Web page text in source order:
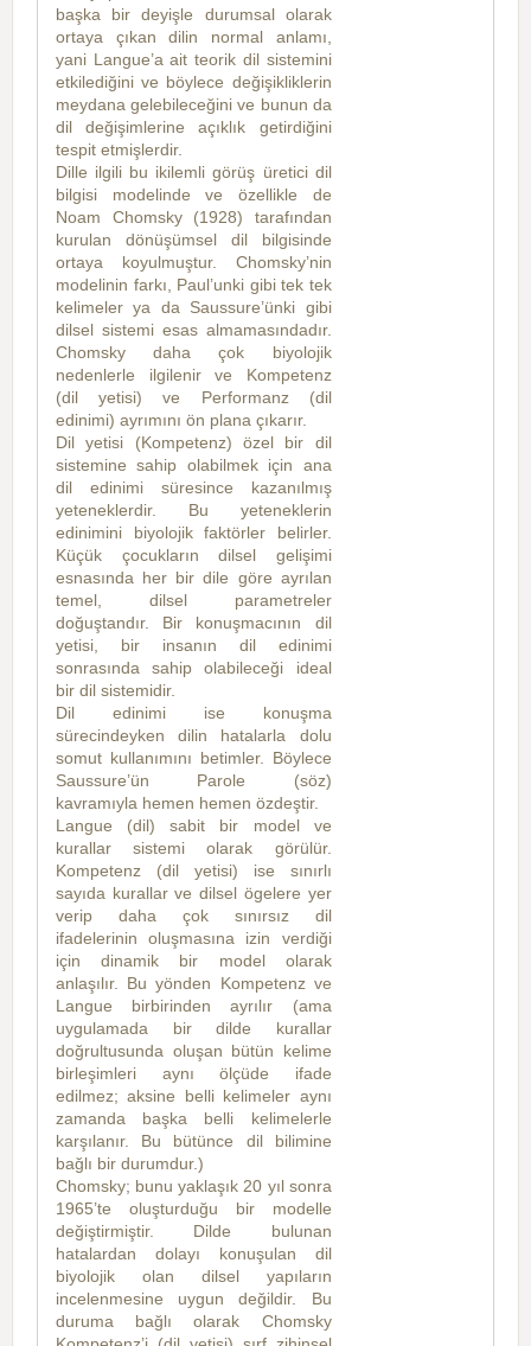
başka bir deyişle durumsal olarak
ortaya çıkan dilin normal anlamı,
yani Langue’a ait teorik dil sistemini
etkilediğini ve böylece değişikliklerin
meydana gelebileceğini ve bunun da
dil değişimlerine açıklık getirdiğini
tespit etmişlerdir.
Dille ilgili bu ikilemli görüş üretici dil
bilgisi modelinde ve özellikle de
Noam Chomsky (1928) tarafından
kurulan dönüşümsel dil bilgisinde
ortaya koyulmuştur. Chomsky’nin
modelinin farkı, Paul’unki gibi tek tek
kelimeler ya da Saussure’ünki gibi
dilsel sistemi esas almamasındadır.
Chomsky daha çok biyolojik
nedenlerle ilgilenir ve Kompetenz
(dil yetisi) ve Performanz (dil
edinimi) ayrımını ön plana çıkarır.
Dil yetisi (Kompetenz) özel bir dil
sistemine sahip olabilmek için ana
dil edinimi süresince kazanılmış
yeteneklerdir. Bu yeteneklerin
edinimini biyolojik faktörler belirler.
Küçük çocukların dilsel gelişimi
esnasında her bir dile göre ayrılan
temel, dilsel parametreler
doğuştandır. Bir konuşmacının dil
yetisi, bir insanın dil edinimi
sonrasında sahip olabileceği ideal
bir dil sistemidir.
Dil edinimi ise konuşma
sürecindeyken dilin hatalarla dolu
somut kullanımını betimler. Böylece
Saussure’ün Parole (söz)
kavramıyla hemen hemen özdeştir.
Langue (dil) sabit bir model ve
kurallar sistemi olarak görülür.
Kompetenz (dil yetisi) ise sınırlı
sayıda kurallar ve dilsel ögelere yer
verip daha çok sınırsız dil
ifadelerinin oluşmasına izin verdiği
için dinamik bir model olarak
anlaşılır. Bu yönden Kompetenz ve
Langue birbirinden ayrılır (ama
uygulamada bir dilde kurallar
doğrultusunda oluşan bütün kelime
birleşimleri aynı ölçüde ifade
edilmez; aksine belli kelimeler aynı
zamanda başka belli kelimelerle
karşılanır. Bu bütünce dil bilimine
bağlı bir durumdur.)
Chomsky; bunu yaklaşık 20 yıl sonra
1965’te oluşturduğu bir modelle
değiştirmiştir. Dilde bulunan
hatalardan dolayı konuşulan dil
biyolojik olan dilsel yapıların
incelenmesine uygun değildir. Bu
duruma bağlı olarak Chomsky